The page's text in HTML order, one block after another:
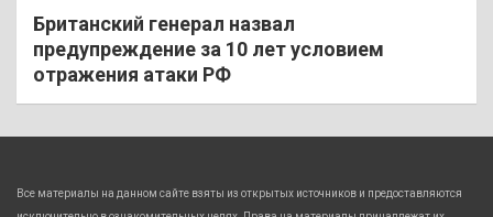
Британский генерал назвал
предупреждение за 10 лет условием
отражения атаки РФ
Все материалы на данном сайте взяты из открытых источников и предоставляются